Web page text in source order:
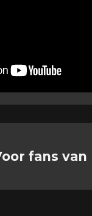
fans